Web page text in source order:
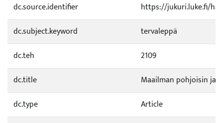
dc.source.identifier
https://jukuri.luke.fi/
dc.subject.keyword
tervaleppä
dc.teh
2109
dc.title
Maailman pohjoisin
dc.type
Article